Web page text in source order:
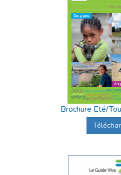
Brochure Eté/